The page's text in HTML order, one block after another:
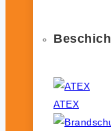
ATEX